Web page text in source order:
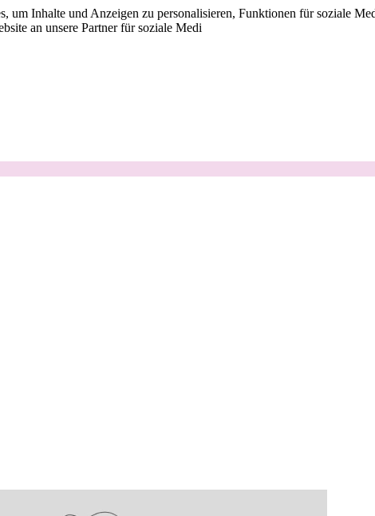
um Inhalte und Anzeigen zu personalisieren, Funktionen für soziale
an unsere Partner für soziale Medi